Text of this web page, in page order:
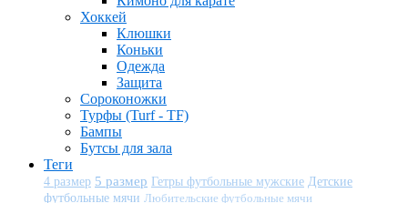
Хоккей
Клюшки
Коньки
Одежда
Защита
Сороконожки
Турфы (Turf - TF)
Бампы
Бутсы для зала
Теги
4 размер 5 размер Гетры футбольные мужские Детские
футбольные мячи Любительские футбольные мячи